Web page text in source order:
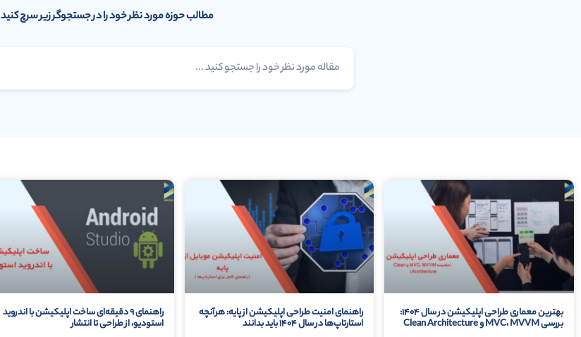
مطالب حوزه مورد نظر خود را در جستجوگر زیر سرچ کنید
بهترین معماری طراحی اپلیکیشن در سال ۱۴۰۴:
بررسی MVC، MVVM و Clean Architecture
راهنمای امنیت طراحی اپلیکیشن از پایه: هرآنچه
استارتاپ‌ها در سال ۱۴۰۴ باید بدانند
راهنمای ۹ دقیقه‌ای ساخت اپلیکیشن با اندروید
استودیو، از طراحی تا انتشار